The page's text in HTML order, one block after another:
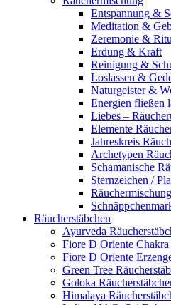
Entspannung &
Meditation &
Zeremonie &
Erdung & Kraft
Reinigung &
Loslassen &
Naturgeister &
Energien fließen
Liebes –
Elemente
Jahreskreis
Archetypen
Schamanische
Sternzeichen /
Räucherstäbchen
Ayurveda
Fiore D Oriente
Fiore D Oriente
Green Tree
Goloka
Himalaya